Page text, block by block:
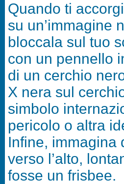
Quando ti
su un’immagine
bloccala sul tuo
con un pennello
di un cerchio
X nera sul
simbolo
pericolo o altra
Infine, immagina
verso l’alto,
fosse un frisbee.